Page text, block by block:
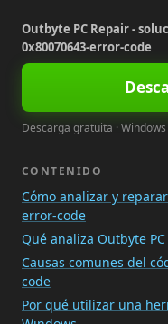
Outbyte PC Repair -
0x80070643-error-code
Descarga gratuita ·
CONTENIDO
Cómo analizar y
error-code
Qué analiza Outbyte
Causas comunes del
code
Por qué utilizar una